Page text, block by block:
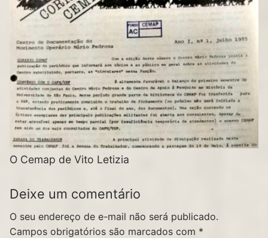
O Cemap de Vito Letizia
Deixe um comentário
O seu endereço de e-mail não será publicado.
Campos obrigatórios são marcados com *